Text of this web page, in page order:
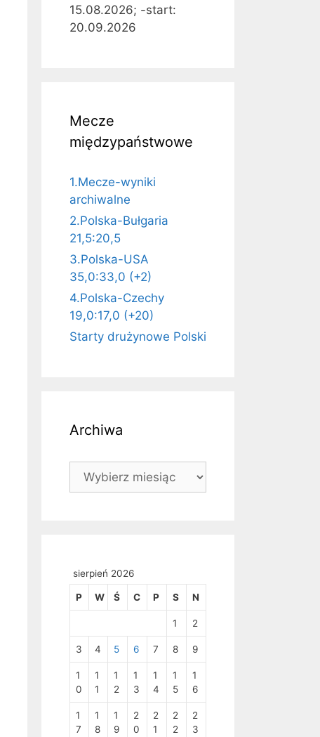
15.08.2026; -start:
20.09.2026
Mecze
międzypaństwowe
1.Mecze-wyniki
archiwalne
2.Polska-Bułgaria
21,5:20,5
3.Polska-USA
35,0:33,0 (+2)
4.Polska-Czechy
19,0:17,0 (+20)
Starty drużynowe Polski
Archiwa
Archiwa
sierpień 2026
P W Ś C P S N
1 2
3 4 5 6 7 8 9
1
0
1
1
1
2
1
3
1
4
1
5
1
6
1
7
1
8
1
9
2
0
2
1
2
2
2
3